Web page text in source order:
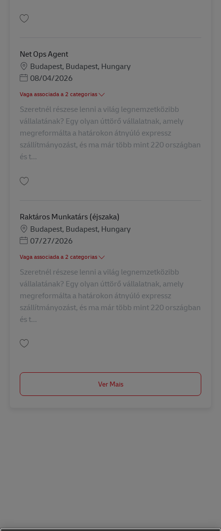
Net Ops Agent
Localização
Budapest, Budapest, Hungary
Posted Date
08/04/2026
Vaga associada a 2 categorias
Szeretnél részese lenni a világ legnemzetközibb
vállalatának? Egy olyan úttörő vállalatnak, amely
megreformálta a határokon átnyúló expressz
szállítmányozást, és ma már több mint 220 országban
és t...
Raktáros Munkatárs (éjszaka)
Localização
Budapest, Budapest, Hungary
Posted Date
07/27/2026
Vaga associada a 2 categorias
Szeretnél részese lenni a világ legnemzetközibb
vállalatának? Egy olyan úttörő vállalatnak, amely
megreformálta a határokon átnyúló expressz
szállítmányozást, és ma már több mint 220 országban
és t...
Ver Mais